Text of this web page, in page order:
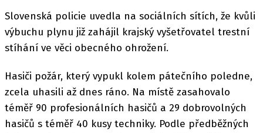
Slovenská policie uvedla na sociálních sítích, že kvůli
výbuchu plynu již zahájil krajský vyšetřovatel trestní
stíhání ve věci obecného ohrožení.
Hasiči požár, který vypukl kolem pátečního poledne,
zcela uhasili až dnes ráno. Na místě zasahovalo
téměř 90 profesionálních hasičů a 29 dobrovolných
hasičů s téměř 40 kusy techniky. Podle předběžných